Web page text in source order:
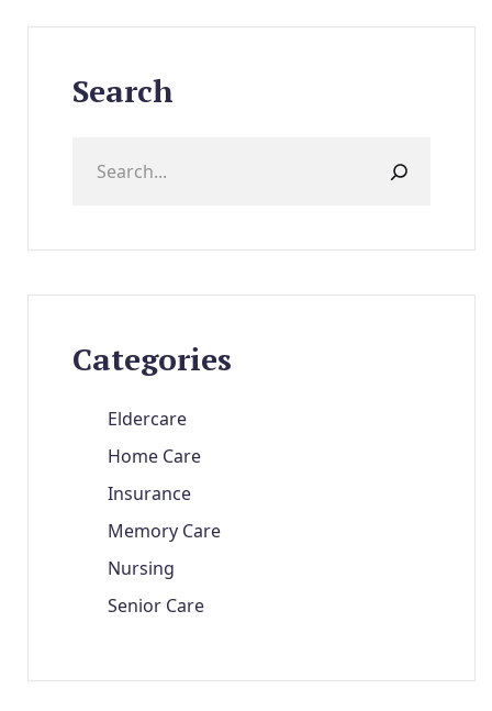
Search
Categories
Eldercare
Home Care
Insurance
Memory Care
Nursing
Senior Care